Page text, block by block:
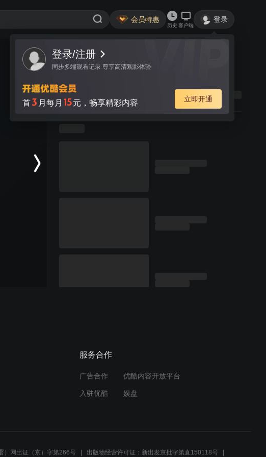
会员特惠
历史 客户端
登录
登录/注册
同步多端观看记录 尊享高清观影体验
首3 月每月 15元，畅享精彩内容 立即开通
服务合作
广告合作 优酷内容开放平台
入驻优酷 娱盘
）网出证（京）字第266号 出版物经营许可证：新出发京批字第直150118号